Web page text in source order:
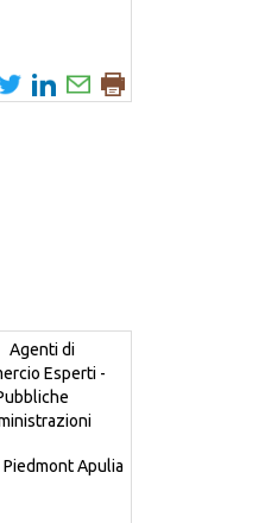
PiedmontApulia